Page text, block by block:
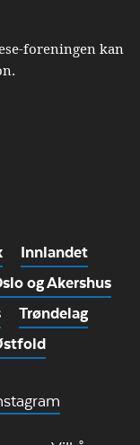
foreningen kan
Innlandet
og Akershus
Trøndelag